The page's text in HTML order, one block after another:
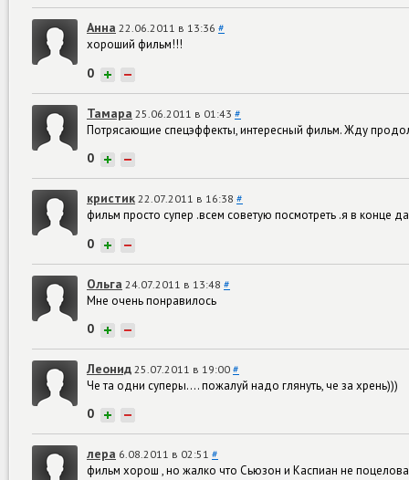
Анна 22.06.2011 в 13:36 #
хороший фильм!!!
0 + −
Тамара 25.06.2011 в 01:43 #
Потрясающие спецэффекты, интересный фильм. Жду
0 + −
кристик 22.07.2011 в 16:38 #
фильм просто супер .всем советую посмотреть .я в конце
0 + −
Ольга 24.07.2011 в 13:48 #
Мне очень понравилось
0 + −
Леонид 25.07.2011 в 19:00 #
Че та одни суперы.... пожалуй надо глянуть, че за хрень)))
0 + −
лера 6.08.2011 в 02:51 #
фильм хорош , но жалко что Сьюзон и Каспиан не